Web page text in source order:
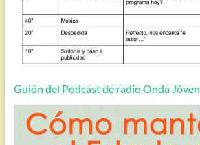
Guión del Podcast de radio Onda Jóven